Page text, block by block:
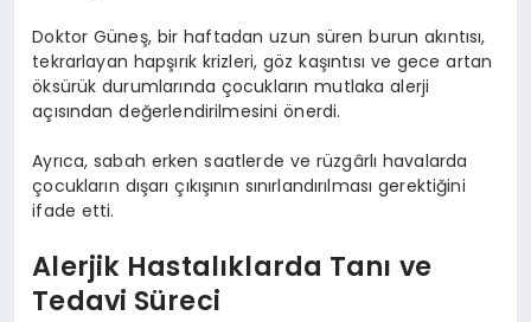
Doktor Güneş, bir haftadan uzun süren burun akıntısı,
tekrarlayan hapşırık krizleri, göz kaşıntısı ve gece artan
öksürük durumlarında çocukların mutlaka alerji
açısından değerlendirilmesini önerdi.
Ayrıca, sabah erken saatlerde ve rüzgârlı havalarda
çocukların dışarı çıkışının sınırlandırılması gerektiğini
ifade etti.
Alerjik Hastalıklarda Tanı ve
Tedavi Süreci